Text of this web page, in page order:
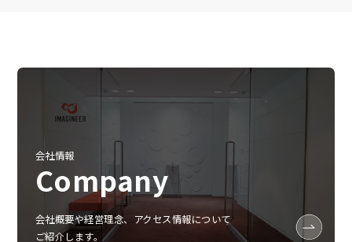
会社情報
Company
会社概要や経営理念、アクセス情報について
ご紹介します。